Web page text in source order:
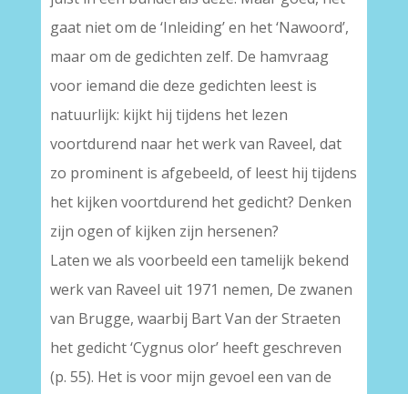
gaat niet om de ‘Inleiding’ en het ‘Nawoord’,
maar om de gedichten zelf. De hamvraag
voor iemand die deze gedichten leest is
natuurlijk: kijkt hij tijdens het lezen
voortdurend naar het werk van Raveel, dat
zo prominent is afgebeeld, of leest hij tijdens
het kijken voortdurend het gedicht? Denken
zijn ogen of kijken zijn hersenen?
Laten we als voorbeeld een tamelijk bekend
werk van Raveel uit 1971 nemen, De zwanen
van Brugge, waarbij Bart Van der Straeten
het gedicht ‘Cygnus olor’ heeft geschreven
(p. 55). Het is voor mijn gevoel een van de